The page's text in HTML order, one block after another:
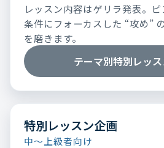
レッスン内容はゲリラ発表。
条件にフォーカスした “攻め”
を磨きます。
テーマ別特別レッ
特別レッスン企画
中～上級者向け